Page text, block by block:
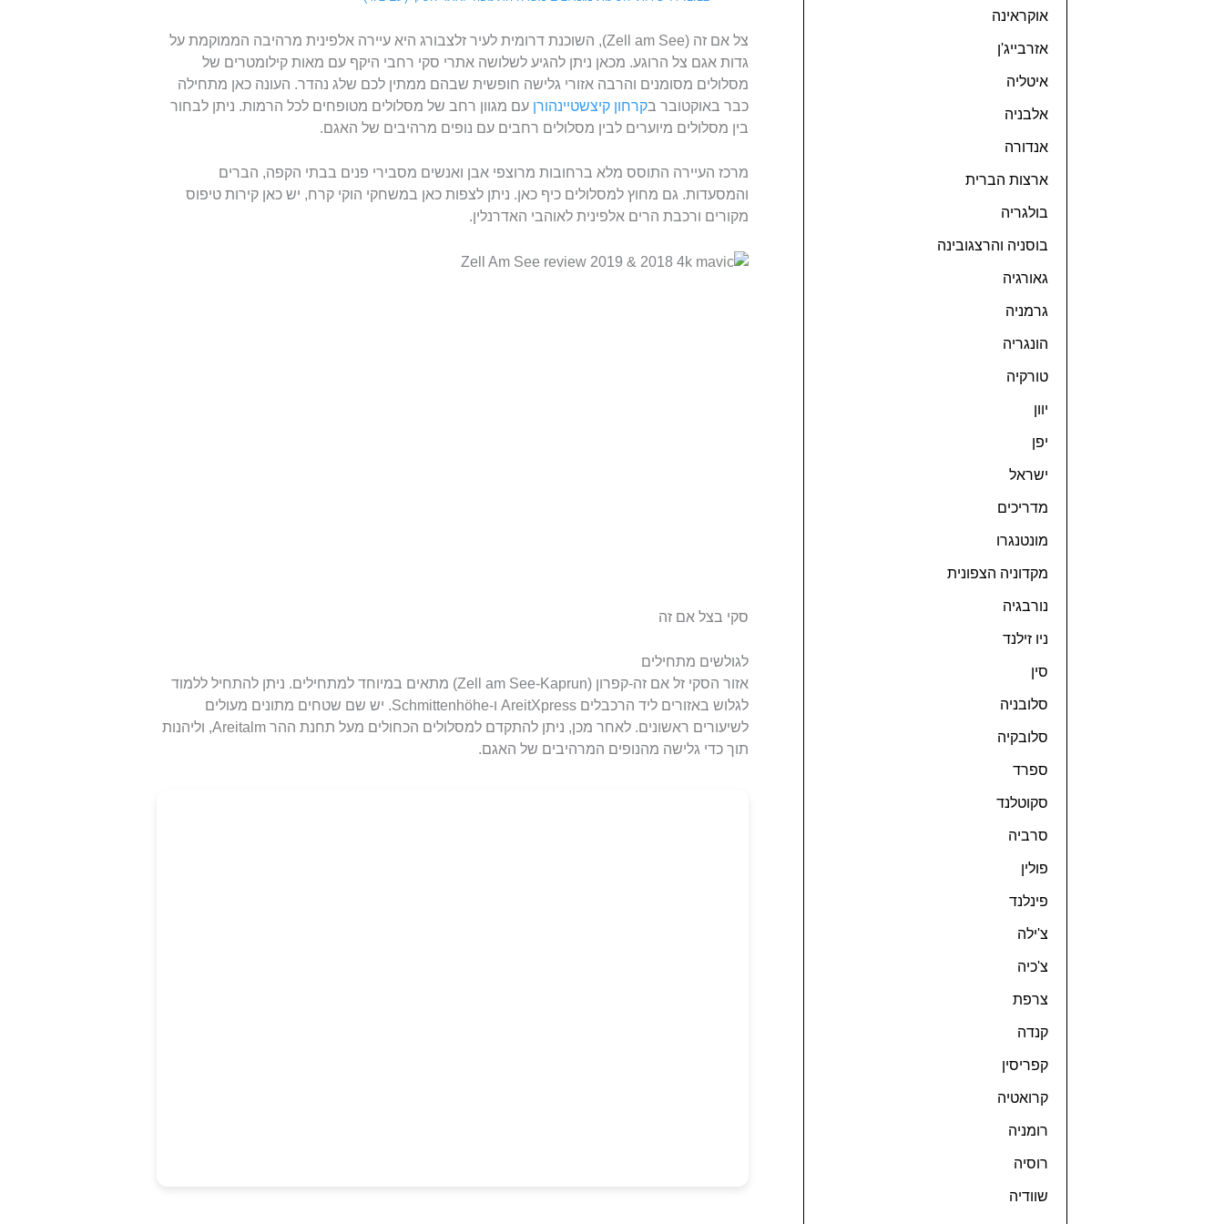
אוקראינה
אזרבייג'ן
איטליה
אלבניה
אנדורה
ארצות הברית
בולגריה
בוסניה והרצגובינה
גאורגיה
גרמניה
הונגריה
טורקיה
יוון
יפן
ישראל
מדריכים
מונטנגרו
מקדוניה הצפונית
נורבגיה
ניו זילנד
סין
סלובניה
סלובקיה
ספרד
סקוטלנד
סרביה
פולין
פינלנד
צ'ילה
צ'כיה
צרפת
קנדה
קפריסין
קרואטיה
רומניה
רוסיה
שוודיה
צל אם זה (Zell am See), השוכנת דרומית לעיר זלצבורג היא עיירה אלפינית מרהיבה הממוקמת על
גדות אגם צל הרוגע. מכאן ניתן להגיע לשלושה אתרי סקי רחבי היקף עם מאות קילומטרים של
מסלולים מסומנים והרבה אזורי גלישה חופשית שבהם ממתין לכם שלג נהדר. העונה כאן מתחילה
כבר באוקטובר בקרחון קיצשטיינהורן עם מגוון רחב של מסלולים מטופחים לכל הרמות. ניתן לבחור
בין מסלולים מיוערים לבין מסלולים רחבים עם נופים מרהיבים של האגם.
מרכז העיירה התוסס מלא ברחובות מרוצפי אבן ואנשים מסבירי פנים בבתי הקפה, הברים
והמסעדות. גם מחוץ למסלולים כיף כאן. ניתן לצפות כאן במשחקי הוקי קרח, יש כאן קירות טיפוס
מקורים ורכבת הרים אלפינית לאוהבי האדרנלין.
סקי בצל אם זה
לגולשים מתחילים
אזור הסקי זל אם זה-קפרון (Zell am See-Kaprun) מתאים במיוחד למתחילים. ניתן להתחיל ללמוד
לגלוש באזורים ליד הרכבלים AreitXpress ו-Schmittenhöhe. יש שם שטחים מתונים מעולים
לשיעורים ראשונים. לאחר מכן, ניתן להתקדם למסלולים הכחולים מעל תחנת ההר Areitalm, וליהנות
תוך כדי גלישה מהנופים המרהיבים של האגם.​